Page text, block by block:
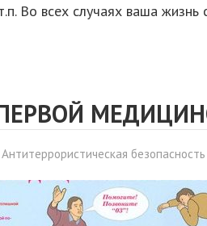
Во всех случаях ваша жизнь
Антитеррористическая безопасность